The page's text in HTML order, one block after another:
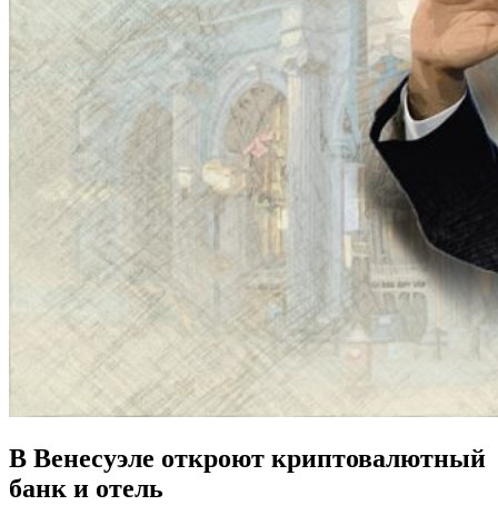
В Венесуэле откроют криптовалютный
банк и отель